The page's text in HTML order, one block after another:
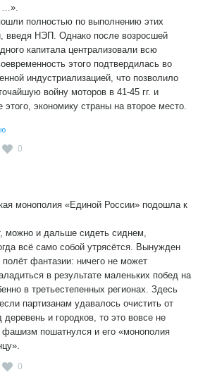
…».
полностью по выполнению этих
введя НЭП. Однако после возросшей
капитала централизовали всю
этого подтвердилась во
индустриализацией, что позволило
войну моторов в 41-45 гг. и
этого, экономику страны на второе место.
построение социализма не сумели
закрепить, предательски, под руководством
ликвидировали его вместе с СССР соц.
сообщество отброшено к началу ХХ века,
научно техническом уровне с
Ядерное оружие грозит само
всего человечества. Поэтому «все
сначала» и определять, что будем
и как его теперь он будет
веке.
что это будет ОБНОВЛЕННЫЙ
говоря, что это такое и как он будет
в неведении трудящихся, а не
класс, стоящий за станком и с лопатой в
0
монополия «Единой России» подошла к
можно и дальше сидеть сиднем,
всё само собой утрясётся. Вынужден
полёт фантазии: ничего не может
в результате маленьких побед на
в третьестепенных регионах. Здесь
партизанам удавалось очистить от
и городков, то это вовсе не
фашизм пошатнулся и его «монополия
0